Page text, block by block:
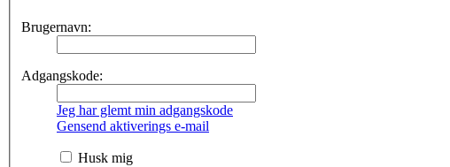
Brugernavn:
Adgangskode:
Jeg har glemt min adgangskode
Gensend aktiverings e-mail
Husk mig